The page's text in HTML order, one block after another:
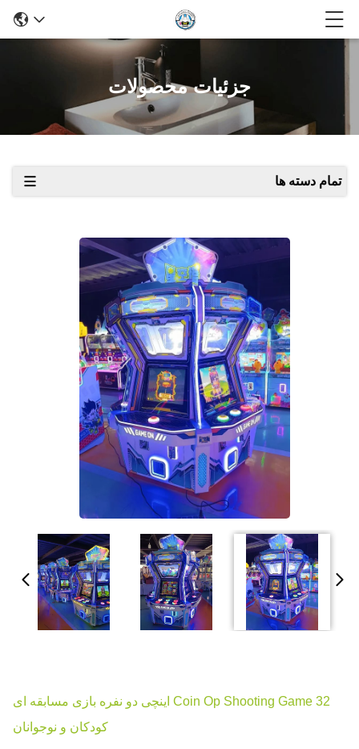
جزئیات محصولات
تمام دسته ها
Coin Op Shooting Game 32 اینچی دو نفره بازی مسابقه ای
کودکان و نوجوانان